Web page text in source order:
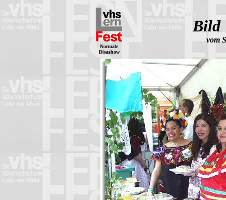
Normale
Disashow
Bild
vom